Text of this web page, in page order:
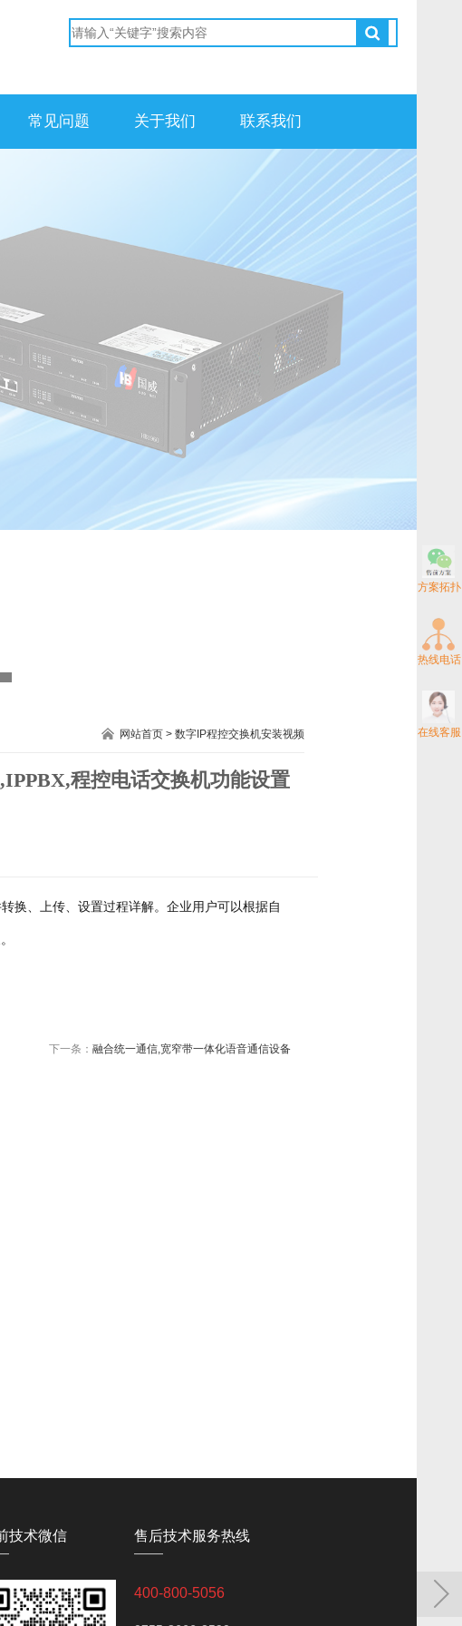
方案拓扑
热线电话
在线客服
常见问题 关于我们 联系我们
网站首页> 数字IP程控交换机安装视频
程控电话交换机功能设置
换、上传、设置过程详解。企业用户可以根据自
下一条： 融合统一通信,宽窄带一体化语音通信设备
技术微信
售后技术服务热线
——
400-800-5056